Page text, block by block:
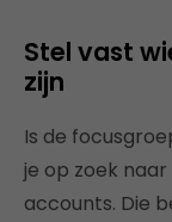
Stel vast
zijn
Is de
je op zoek
accounts. Die